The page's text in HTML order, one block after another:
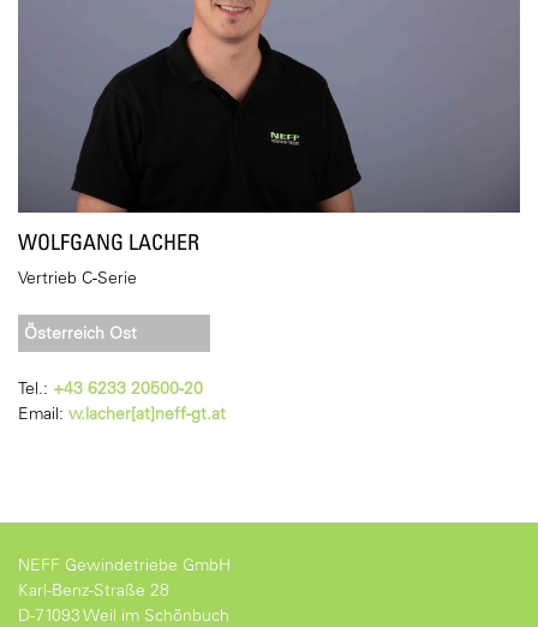
WOLFGANG LACHER
Vertrieb C-Serie
Österreich Ost
Tel.: +43 6233 20500-20
Email: w.lacher[at]neff-gt.at
NEFF Gewindetriebe GmbH
Karl-Benz-Straße 28
D-71093 Weil im Schönbuch